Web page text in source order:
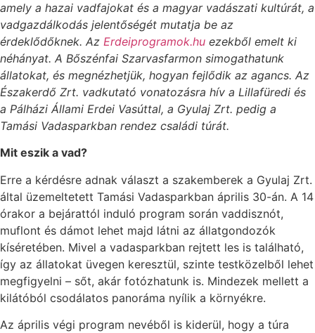
amely a hazai vadfajokat és a magyar vadászati kultúrát, a
vadgazdálkodás jelentőségét mutatja be az
érdeklődőknek. Az Erdeiprogramok.hu ezekből emelt ki
néhányat. A Bőszénfai Szarvasfarmon simogathatunk
állatokat, és megnézhetjük, hogyan fejlődik az agancs. Az
Északerdő Zrt. vadkutató vonatozásra hív a Lillafüredi és
a Pálházi Állami Erdei Vasúttal, a Gyulaj Zrt. pedig a
Tamási Vadasparkban rendez családi túrát.
Mit eszik a vad?
Erre a kérdésre adnak választ a szakemberek a Gyulaj Zrt.
által üzemeltetett Tamási Vadasparkban április 30-án. A 14
órakor a bejárattól induló program során vaddisznót,
muflont és dámot lehet majd látni az állatgondozók
kíséretében. Mivel a vadasparkban rejtett les is található,
így az állatokat üvegen keresztül, szinte testközelből lehet
megfigyelni – sőt, akár fotózhatunk is. Mindezek mellett a
kilátóból csodálatos panoráma nyílik a környékre.
Az április végi program nevéből is kiderül, hogy a túra